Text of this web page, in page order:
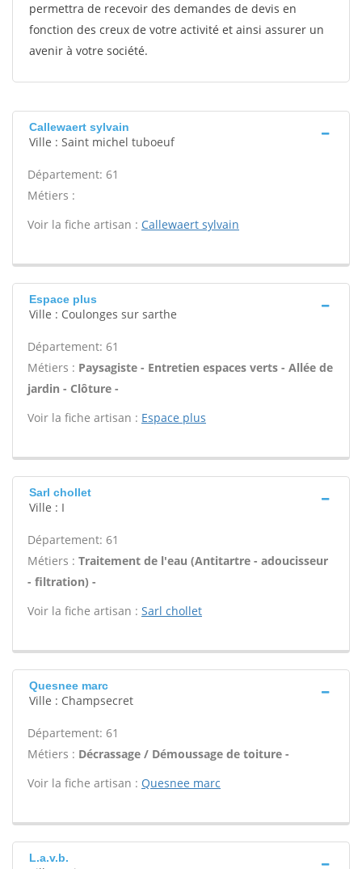
permettra de recevoir des demandes de devis en
fonction des creux de votre activité et ainsi assurer un
avenir à votre société.
Callewaert sylvain
Ville : Saint michel tuboeuf
Département: 61
Métiers :
Voir la fiche artisan : Callewaert sylvain
Espace plus
Ville : Coulonges sur sarthe
Département: 61
Métiers : Paysagiste - Entretien espaces verts - Allée de
jardin - Clôture -
Voir la fiche artisan : Espace plus
Sarl chollet
Ville : I
Département: 61
Métiers : Traitement de l'eau (Antitartre - adoucisseur
- filtration) -
Voir la fiche artisan : Sarl chollet
Quesnee marc
Ville : Champsecret
Département: 61
Métiers : Décrassage / Démoussage de toiture -
Voir la fiche artisan : Quesnee marc
L.a.v.b.